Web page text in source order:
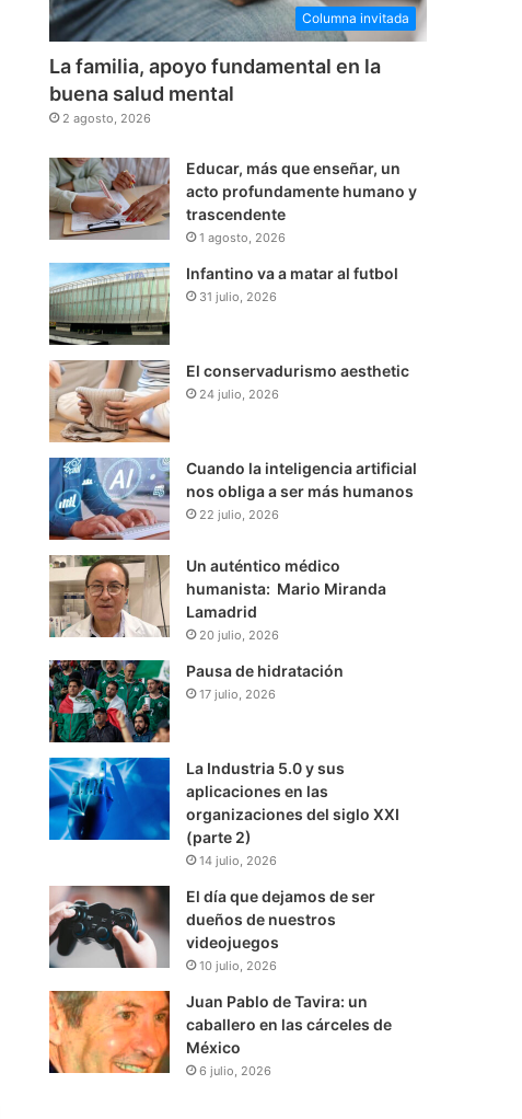
Columna invitada
La familia, apoyo fundamental en la
buena salud mental
2 agosto, 2026
Educar, más que enseñar, un
acto profundamente humano y
trascendente
1 agosto, 2026
Infantino va a matar al futbol
31 julio, 2026
El conservadurismo aesthetic
24 julio, 2026
Cuando la inteligencia artificial
nos obliga a ser más humanos
22 julio, 2026
Un auténtico médico
humanista: Mario Miranda
Lamadrid
20 julio, 2026
Pausa de hidratación
17 julio, 2026
La Industria 5.0 y sus
aplicaciones en las
organizaciones del siglo XXI
(parte 2)
14 julio, 2026
El día que dejamos de ser
dueños de nuestros
videojuegos
10 julio, 2026
Juan Pablo de Tavira: un
caballero en las cárceles de
México
6 julio, 2026